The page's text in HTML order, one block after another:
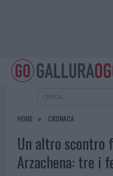
HOME CRONACA
Un altro scontro
Arzachena: tre i